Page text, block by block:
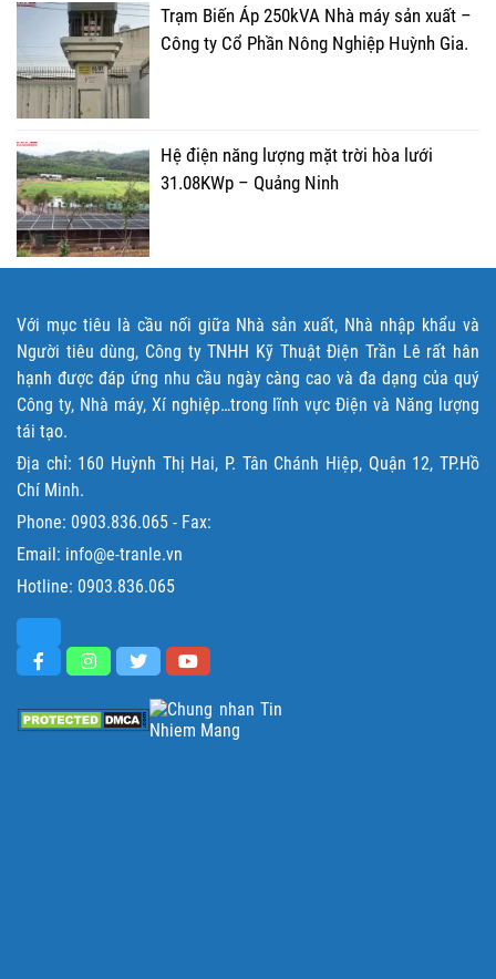
Trạm Biến Áp 250kVA Nhà máy sản xuất –
Công ty Cổ Phần Nông Nghiệp Huỳnh Gia.
Hệ điện năng lượng mặt trời hòa lưới
31.08KWp – Quảng Ninh
Với mục tiêu là cầu nối giữa Nhà sản xuất, Nhà nhập khẩu và
Người tiêu dùng, Công ty TNHH Kỹ Thuật Điện Trần Lê rất hân
hạnh được đáp ứng nhu cầu ngày càng cao và đa dạng của quý
Công ty, Nhà máy, Xí nghiệp…trong lĩnh vực Điện và Năng lượng
tái tạo.
Địa chỉ: 160 Huỳnh Thị Hai, P. Tân Chánh Hiệp, Quận 12, TP.Hồ
Chí Minh.
Phone: 0903.836.065 - Fax:
Email: info@e-tranle.vn
Hotline: 0903.836.065